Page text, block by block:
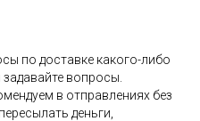
по доставке какого-либо
вопросы.
в отправлениях без
деньги,